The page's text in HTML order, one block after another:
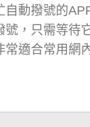
動撥號的
，只需等待
適合常用網